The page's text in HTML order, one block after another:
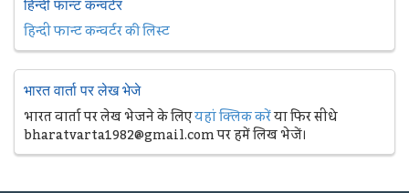
हिन्दी फान्ट कन्वर्टर
हिन्दी फान्ट कन्वर्टर की लिस्ट
भारत वार्ता पर लेख भेजे
भारत वार्ता पर लेख भेजने के लिएयहां क्लिक करेंया फिर सीधे
bharatvarta1982@gmail.com पर हमें लिख भेजें।